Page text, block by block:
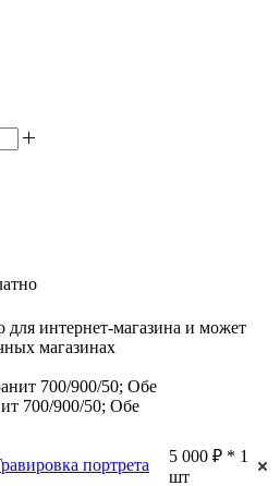
для интернет-магазина и может
магазинах
700/900/50; Обе
портрета
5 000 ₽ * 1
шт